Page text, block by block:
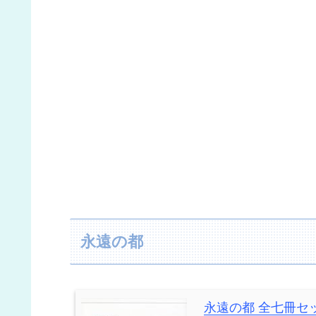
永遠の都
永遠の都 全七冊セ